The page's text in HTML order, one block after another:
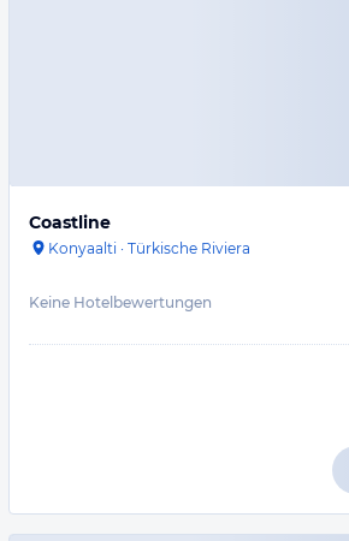
Coastline
Konyaalti · Türkische Riviera
Keine Hotelbewertungen